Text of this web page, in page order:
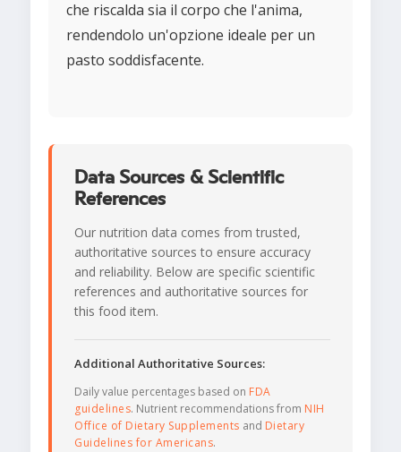
che riscalda sia il corpo che l'anima,
rendendolo un'opzione ideale per un
pasto soddisfacente.
Data Sources & Scientific
References
Our nutrition data comes from trusted,
authoritative sources to ensure accuracy
and reliability. Below are specific scientific
references and authoritative sources for
this food item.
Additional Authoritative Sources:
Daily value percentages based on FDA
guidelines. Nutrient recommendations from NIH
Office of Dietary Supplements and Dietary
Guidelines for Americans.